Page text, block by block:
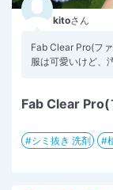
kitoさん
Fab Clear Pro(フ
服は可愛いけど、
Fab Clear Pro(
シミ抜き 洗剤